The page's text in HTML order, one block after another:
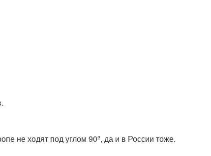
не ходят под углом 90º, да и в России тоже.